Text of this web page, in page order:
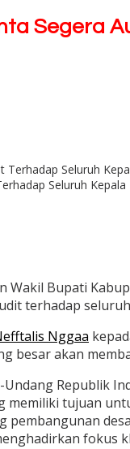
Segera
Seluruh Kepala
Wakil Bupati
terhadap
Nggaa
besar akan
Republik
memiliki tujuan
pembangunan
fokus